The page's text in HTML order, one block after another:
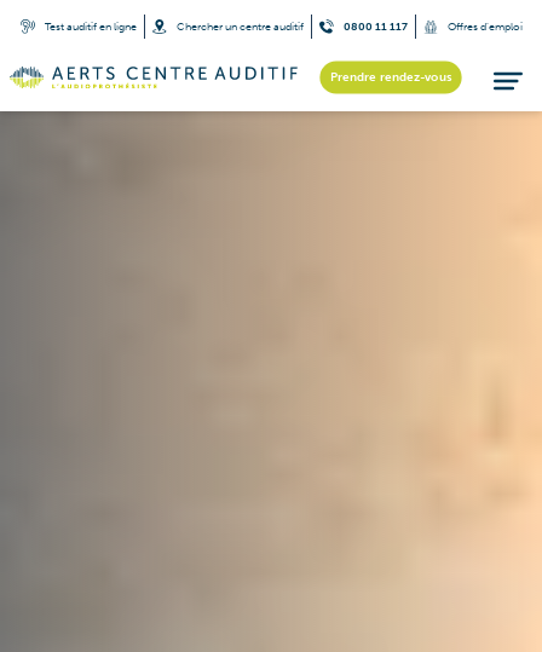
Test auditif en ligne Chercher un centre auditif 0800 11 117 Offres d’emploi
Prendre rendez-vous